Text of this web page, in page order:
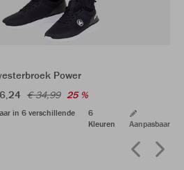
Power
€ 34,99 25 %
in 6 verschillende
6
Kleuren
Aanpasbaar